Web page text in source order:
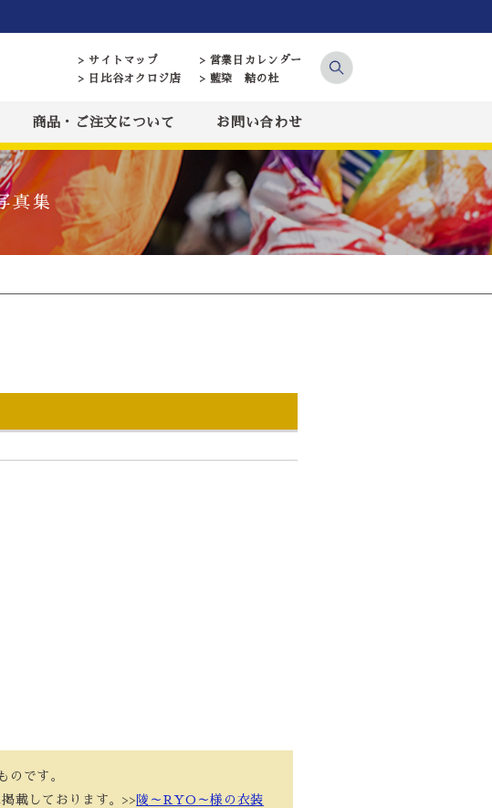
> サイトマップ
> 営業日カレンダー
> 日比谷オクロジ店
> 藍染 結の杜
商品・ご注文について お問い合わせ
真集
のです。
載しております。>> 陵～RYO～様の衣装